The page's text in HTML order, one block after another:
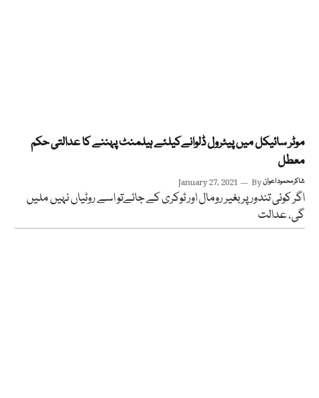
موٹر سائیکل میں پیٹرول ڈلوانےکیلئے ہیلمنٹ پہننے کا عدالتی حکم
معطل
January 27, 2021 Byشاکر محمود اعوان
اگر کوئی تندور پر بغیر رومال اور ٹوکری کے جائےتو اسے روٹیاں نہیں ملیں
گی، عدالت